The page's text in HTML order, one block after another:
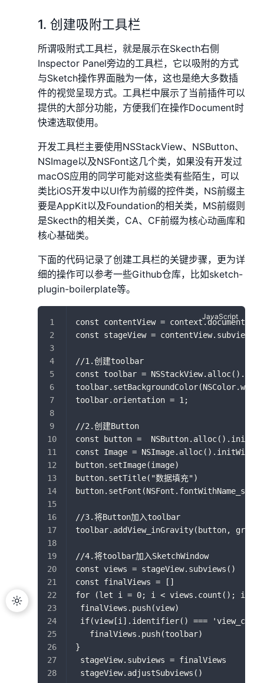
1. 创建吸附工具栏
所谓吸附式工具栏，就是展示在Skecth右侧
Inspector Panel旁边的工具栏，它以吸附的方式
与Sketch操作界面融为一体，这也是绝大多数插
件的视觉呈现方式。工具栏中展示了当前插件可以
提供的大部分功能，方便我们在操作Document时
快速选取使用。
开发工具栏主要使用NSStackView、NSButton、
NSImage以及NSFont这几个类，如果没有开发过
macOS应用的同学可能对这些类有些陌生，可以
类比iOS开发中以UI作为前缀的控件类，NS前缀主
要是AppKit以及Foundation的相关类，MS前缀则
是Skecth的相关类，CA、CF前缀为核心动画库和
核心基础类。
下面的代码记录了创建工具栏的关键步骤，更为详
细的操作可以参考一些Github仓库，比如sketch-
plugin-boilerplate等。
const contentView =
const stageView =
//1.创建toolbar
const toolbar =
toolbar.orientation = 1;
//2.创建Button
const button =
const Image =
button.setImage(image)
button.setTitle("数据填充")
//3.将Button加入toolbar
toolbar.addView_inGravity(button,
//4.将toolbar加入SketchWindow
const views = stageView.subviews()
const finalViews = []
for (let i = 0; i < views.count(); i++)
finalViews.push(view)
if(view[i].identifier() ===
   finalViews.push(toolbar)
}
stageView.subviews = finalViews
stageView.adjustSubviews()